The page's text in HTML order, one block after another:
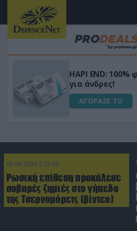
Μεταμόρφωσε
Ultra Box Μίνι
μπαταρία λιθίου
ΑΓΟΡΑΣΕ ΤΟ
07.08.2026 | 23:02
Ρωσική επίθεση προκάλεσε
σοβαρές ζημιές στο γήπεδο
της Τσερνομόρετς (βίντεο)